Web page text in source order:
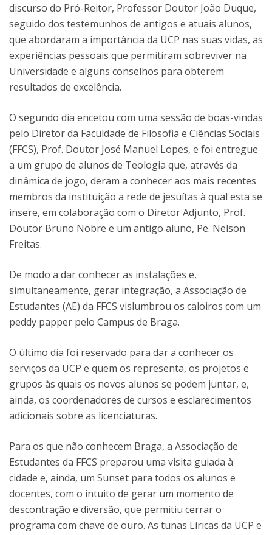
discurso do Pró-Reitor, Professor Doutor João Duque,
seguido dos testemunhos de antigos e atuais alunos,
que abordaram a importância da UCP nas suas vidas, as
experiências pessoais que permitiram sobreviver na
Universidade e alguns conselhos para obterem
resultados de excelência.
O segundo dia encetou com uma sessão de boas-vindas
pelo Diretor da Faculdade de Filosofia e Ciências Sociais
(FFCS), Prof. Doutor José Manuel Lopes, e foi entregue
a um grupo de alunos de Teologia que, através da
dinâmica de jogo, deram a conhecer aos mais recentes
membros da instituição a rede de jesuítas à qual esta se
insere, em colaboração com o Diretor Adjunto, Prof.
Doutor Bruno Nobre e um antigo aluno, Pe. Nelson
Freitas.
De modo a dar conhecer as instalações e,
simultaneamente, gerar integração, a Associação de
Estudantes (AE) da FFCS vislumbrou os caloiros com um
peddy papper pelo Campus de Braga.
O último dia foi reservado para dar a conhecer os
serviços da UCP e quem os representa, os projetos e
grupos às quais os novos alunos se podem juntar, e,
ainda, os coordenadores de cursos e esclarecimentos
adicionais sobre as licenciaturas.
Para os que não conhecem Braga, a Associação de
Estudantes da FFCS preparou uma visita guiada à
cidade e, ainda, um Sunset para todos os alunos e
docentes, com o intuito de gerar um momento de
descontração e diversão, que permitiu cerrar o
programa com chave de ouro. As tunas Líricas da UCP e